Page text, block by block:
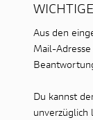
Aus den
Mail-
Du kannst
unverzüglich